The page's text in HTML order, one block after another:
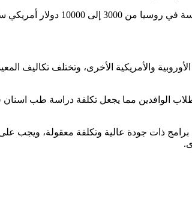
أمريكي سنوياً تقريبًا.
والأمريكية الأخرى، وتختلف تكاليف
وتوفر أغلب الجامعات سكن للطلاب الوافدين مما
ذات جودة عالية وتكلفة معقولة، ويجب